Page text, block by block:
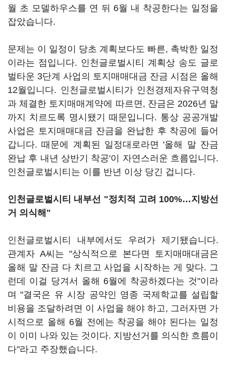
월 초 모델하우스를 연 뒤 6월 내 착공한다는 일정을
잡았습니다.
문제는 이 일정이 당초 계획보다도 빠른, 촉박한 일정
이라는 점입니다. 인천글로벌시티 계획상 송도 글로
벌타운 3단계 사업의 토지매매대금 잔금 시점은 올해
12월입니다. 인천글로벌시티가 인천경제자유구역청
과 체결한 토지매매계약에 따르면, 잔금은 2026년 말
까지 치르도록 명시됐기 때문입니다. 통상 공공개발
사업은 토지매매대금 잔금을 완납한 후 착공에 들어
갑니다. 때문에 계획된 일정대로라면 '올해 말 잔금
완납 후 내년 상반기 착공'이 자연스러운 흐름입니다.
인천글로벌시티는 이를 반년 이상 당긴 겁니다.
인천글로벌시티 내부선 "정치적 고려 100%…지방선
거 의식해"
인천글로벌시티 내부에서도 우려가 제기됐습니다.
관계자 A씨는 "상식적으로 본다면 토지매매대금은
올해 말 잔금 다 치르고 사업을 시작하는 게 맞다. 그
런데 이걸 당겨서 올해 6월에 착공하겠다는 것"이라
며 "결국은 유 시장 공약인 영종 국제학교를 설립할
비용을 조달하려면 이 사업을 해야 하고, 그러자면 가
시적으로 올해 6월 전에는 착공을 해야 된다는 일정
이 이미 나와 있는 것이다. 지방선거를 의식한 흐름이
다"라고 주장했습니다.